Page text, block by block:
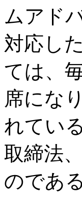
ムアド
対応し
ては、
席にな
れてい
取締法
のである